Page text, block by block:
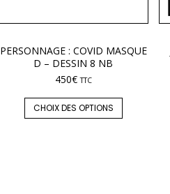
PERSONNAGE : COVID MASQUE
D – DESSIN 8 NB
450€ TTC
CHOIX DES OPTIONS